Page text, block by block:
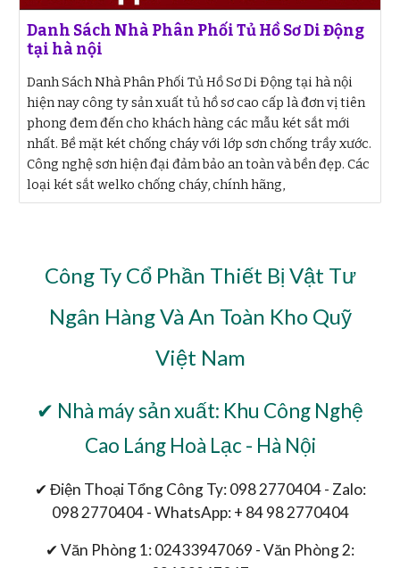
Danh Sách Nhà Phân Phối Tủ Hồ Sơ Di Động
tại hà nội
Danh Sách Nhà Phân Phối Tủ Hồ Sơ Di Động tại hà nội
hiện nay công ty sản xuất tủ hồ sơ cao cấp là đơn vị tiên
phong đem đến cho khách hàng các mẫu két sắt mới
nhất. Bề mặt két chống cháy với lớp sơn chống trầy xước.
Công nghệ sơn hiện đại đảm bảo an toàn và bền đẹp. Các
loại két sắt welko chống cháy, chính hãng,
Công Ty Cổ Phần Thiết Bị Vật Tư
Ngân Hàng Và An Toàn Kho Quỹ
Việt Nam
✔ Nhà máy sản xuất: Khu Công Nghệ
Cao Láng Hoà Lạc - Hà Nội
✔ Điện Thoại Tổng Công Ty: 098 2770404 - Zalo:
098 2770404 - WhatsApp: + 84 98 2770404
✔ Văn Phòng 1: 02433947069 - Văn Phòng 2: